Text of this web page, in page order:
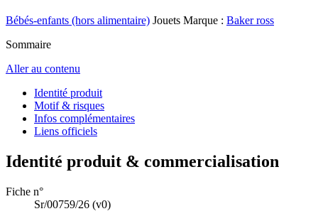
Bébés-enfants (hors alimentaire) Jouets Marque : Baker ross
Sommaire
Aller au contenu
Identité produit
Motif & risques
Infos complémentaires
Liens officiels
Identité produit & commercialisation
Fiche n°
Sr/00759/26 (v0)